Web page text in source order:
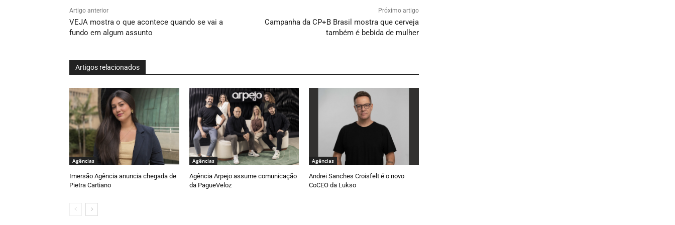
Artigo anterior
VEJA mostra o que acontece quando se vai a
fundo em algum assunto
Próximo artigo
Campanha da CP+B Brasil mostra que cerveja
também é bebida de mulher
Artigos relacionados
Agências
Imersão Agência anuncia chegada de
Pietra Cartiano
Agências
Agência Arpejo assume comunicação
da PagueVeloz
Agências
Andrei Sanches Croisfelt é o novo
CoCEO da Lukso